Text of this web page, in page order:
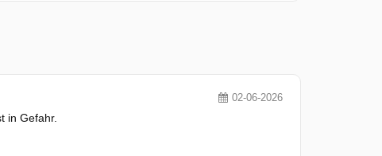
02-06-2026
in Gefahr.